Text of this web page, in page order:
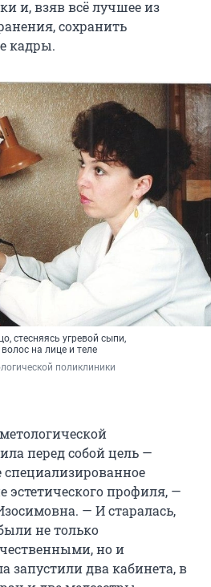
и, взяв всё лучшее из
сохранить
кадры.
стесняясь угревой сыпи,
на лице и теле
поликлиники
перед собой цель —
специализированное
эстетического профиля, —
— И старалась,
не только
но и
запустили два кабинета, в